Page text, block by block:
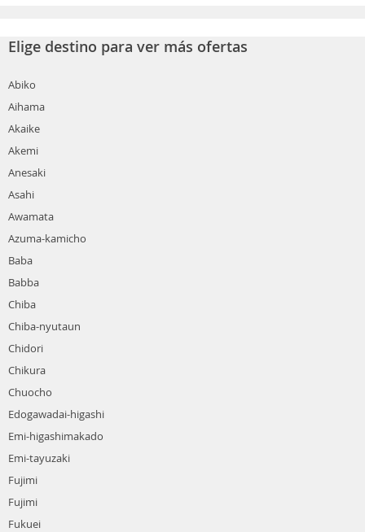
Elige destino para ver más ofertas
Abiko
Aihama
Akaike
Akemi
Anesaki
Asahi
Awamata
Azuma-kamicho
Baba
Babba
Chiba
Chiba-nyutaun
Chidori
Chikura
Chuocho
Edogawadai-higashi
Emi-higashimakado
Emi-tayuzaki
Fujimi
Fujimi
Fukuei